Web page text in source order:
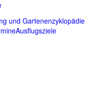
Ausflugsziele